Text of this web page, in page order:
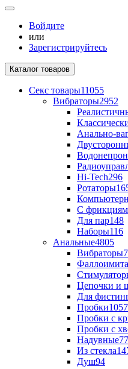
Войдите
или
Зарегистрируйтесь
Каталог товаров
Секс товары11055
Вибраторы2952
Анально-
Hi-Tech296
Ротаторы
С
Для пар148
Наборы116
Анальные4805
Вибраторы
Цепочки и
Для
Пробки1057
Пробки с
Пробки с
Надувные77
Из стекла
Душ94